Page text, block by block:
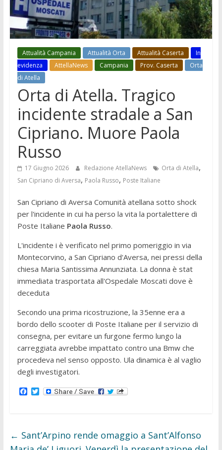
Attualità Campania Attualità Orta Attualità Caserta
In
evidenza
AttellaNews Campania Prov. Caserta
Orta
di Atella
Orta di Atella. Tragico
incidente stradale a San
Cipriano. Muore Paola
Russo
17 Giugno 2026 Redazione AtellaNews Orta di Atella,
San Cipriano di Aversa, Paola Russo, Poste Italiane
San Cipriano di Aversa Comunità atellana sotto shock
per l'incidente in cui ha perso la vita la portalettere di
Poste Italiane Paola Russo.
L'incidente i è verificato nel primo pomeriggio in via
Montecorvino, a San Cipriano d'Aversa, nei pressi della
chiesa Maria Santissima Annunziata. La donna è stat
immediata trasportata all'Ospedale Moscati dove è
deceduta
Secondo una prima ricostruzione, la 35enne era a
bordo dello scooter di Poste Italiane per il servizio di
consegna, per evitare un furgone fermo lungo la
carreggiata avrebbe impattato contro una Bmw che
procedeva nel senso opposto. Ula dinamica è al vaglio
degli investigatori.
F
o
o
k
T
e
r
← Sant’Arpino rende omaggio a Sant’Alfonso